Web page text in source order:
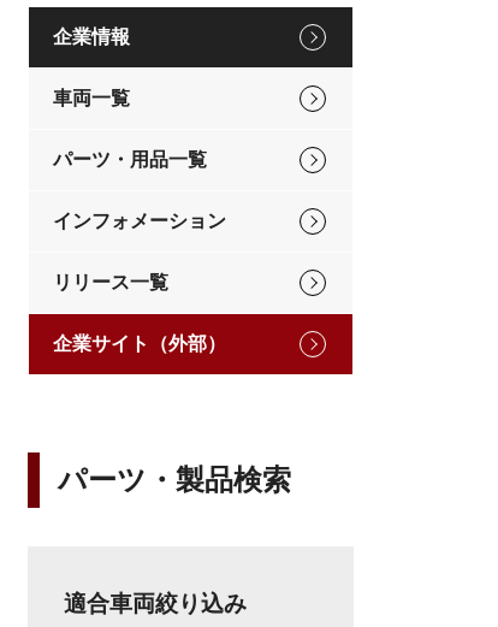
企業情報
車両一覧
パーツ・用品一覧
インフォメーション
リリース一覧
企業サイト（外部）
パーツ・製品検索
適合車両絞り込み